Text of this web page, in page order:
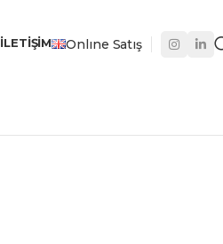
İLETIŞIM Onlıne Satış